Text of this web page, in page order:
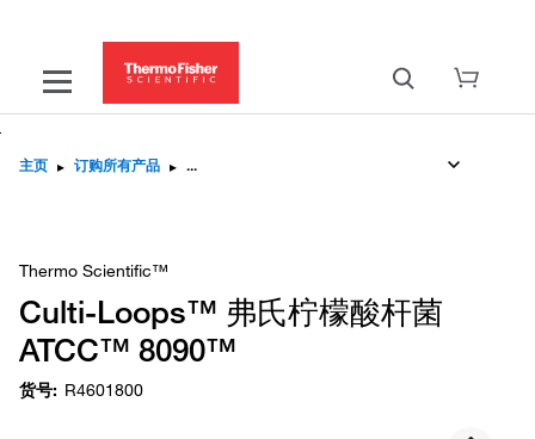
主页 ▸ 订购所有产品 ▸
Thermo Scientific™
Culti-Loops™ 弗氏柠檬酸杆菌
ATCC™ 8090™
货号: R4601800